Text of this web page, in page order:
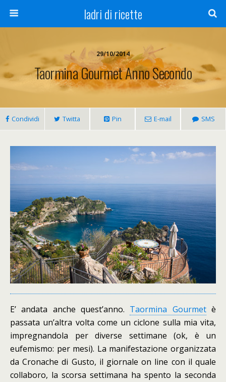
ladri di ricette
29/10/2014
Taormina Gourmet Anno Secondo
Condividi Twitta Pin E-mail SMS
E’ andata anche quest’anno. Taormina Gourmetè
passata un’altra volta come un ciclone sulla mia vita,
impregnandola per diverse settimane (ok, è un
eufemismo: per mesi). La manifestazione organizzata
da Cronache di Gusto, il giornale on line con il quale
collaboro, la scorsa settimana ha spento la seconda